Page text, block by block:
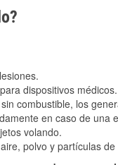
dispositivos médicos.
combustible, los
en caso de una
volando.
polvo y partículas de